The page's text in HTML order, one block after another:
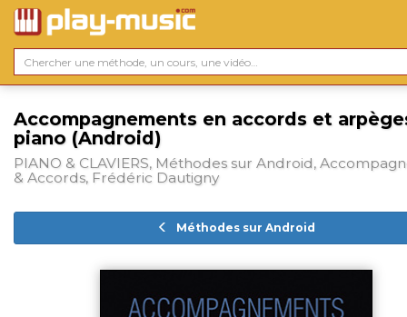
Accompagnements en accords et
piano (Android)
PIANO & CLAVIERS, Méthodes sur Android,
& Accords, Frédéric Dautigny
Méthodes sur Android